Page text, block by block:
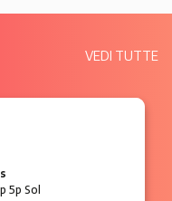
VEDI TUTTE
3p Plus